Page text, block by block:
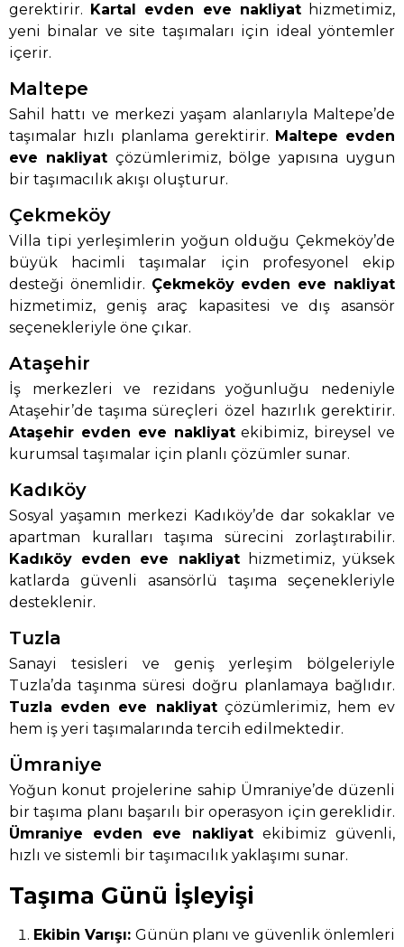
gerektirir.
Kartal evden eve nakliyathizmetimiz,
yeni binalar ve site taşımaları için ideal yöntemler
içerir.
Maltepe
Sahil hattı ve merkezi yaşam alanlarıyla Maltepe’de
taşımalar hızlı planlama gerektirir. Maltepe evden
eve nakliyat çözümlerimiz, bölge yapısına uygun
bir taşımacılık akışı oluşturur.
Çekmeköy
Villa tipi yerleşimlerin yoğun olduğu Çekmeköy’de
büyük hacimli taşımalar için profesyonel ekip
desteği önemlidir. Çekmeköy evden eve nakliyat
hizmetimiz, geniş araç kapasitesi ve dış asansör
seçenekleriyle öne çıkar.
Ataşehir
İş merkezleri ve rezidans yoğunluğu nedeniyle
Ataşehir’de taşıma süreçleri özel hazırlık gerektirir.
Ataşehir evden eve nakliyatekibimiz, bireysel ve
kurumsal taşımalar için planlı çözümler sunar.
Kadıköy
Sosyal yaşamın merkezi Kadıköy’de dar sokaklar ve
apartman kuralları taşıma sürecini zorlaştırabilir.
Kadıköy evden eve nakliyathizmetimiz, yüksek
katlarda güvenli asansörlü taşıma seçenekleriyle
desteklenir.
Tuzla
Sanayi tesisleri ve geniş yerleşim bölgeleriyle
Tuzla’da taşınma süresi doğru planlamaya bağlıdır.
Tuzla evden eve nakliyatçözümlerimiz, hem ev
hem iş yeri taşımalarında tercih edilmektedir.
Ümraniye
Yoğun konut projelerine sahip Ümraniye’de düzenli
bir taşıma planı başarılı bir operasyon için gereklidir.
Ümraniye evden eve nakliyatekibimiz güvenli,
hızlı ve sistemli bir taşımacılık yaklaşımı sunar.
Taşıma Günü İşleyişi
Ekibin Varışı: Günün planı ve güvenlik önlemleri